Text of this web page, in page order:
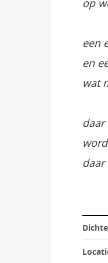
op
een
en
wat
daar